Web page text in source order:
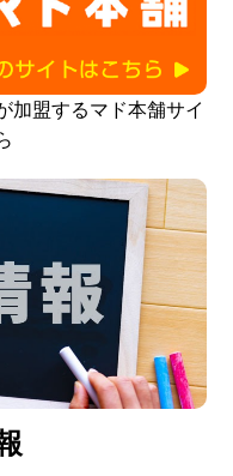
加盟するマド本舗サイ